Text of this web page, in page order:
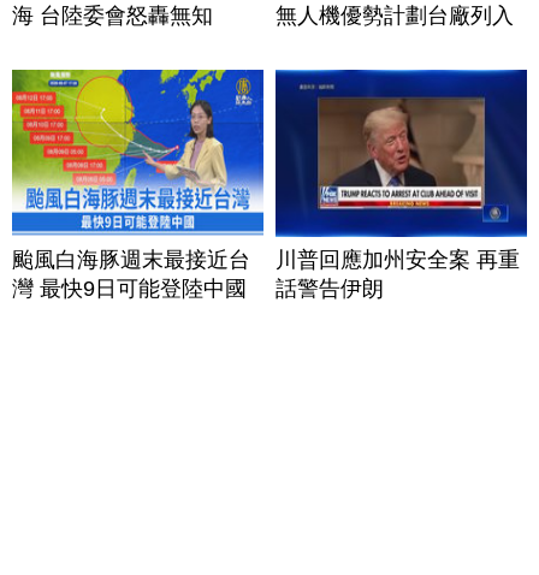
海 台陸委會怒轟無知
無人機優勢計劃台廠列入
颱風白海豚週末最接近台
灣 最快9日可能登陸中國
川普回應加州安全案 再重
話警告伊朗